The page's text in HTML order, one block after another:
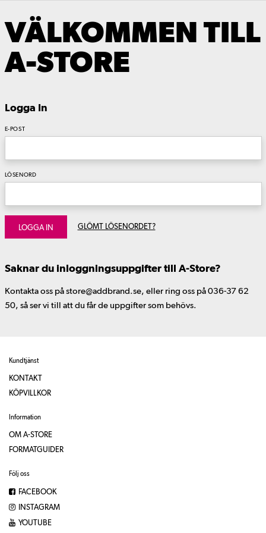
VÄLKOMMEN TILL
A-STORE
Logga In
E-POST
LÖSENORD
LOGGA IN GLÖMT LÖSENORDET?
Saknar du inloggningsuppgifter till A-Store?
Kontakta oss på store@addbrand.se, eller ring oss på 036-37 62
50, så ser vi till att du får de uppgifter som behövs.
Kundtjänst
KONTAKT
KÖPVILLKOR
Information
OM A-STORE
FORMATGUIDER
Följ oss
FACEBOOK
INSTAGRAM
YOUTUBE